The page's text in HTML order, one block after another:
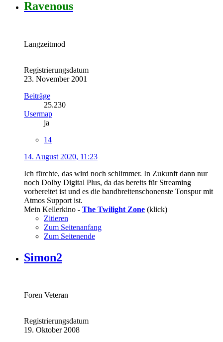
Ravenous
Langzeitmod
Registrierungsdatum
23. November 2001
Beiträge
25.230
Usermap
ja
14
14. August 2020, 11:23
Ich fürchte, das wird noch schlimmer. In Zukunft dann nur
noch Dolby Digital Plus, da das bereits für Streaming
vorbereitet ist und es die bandbreitenschonenste Tonspur mit
Atmos Support ist.
Mein Kellerkino - The Twilight Zone (klick)
Zitieren
Zum Seitenanfang
Zum Seitenende
Simon2
Foren Veteran
Registrierungsdatum
19. Oktober 2008